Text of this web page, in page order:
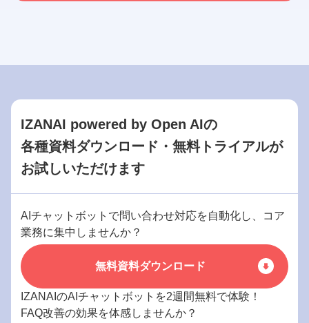
IZANAI powered by Open AIの
各種資料ダウンロード・無料トライアルが
お試しいただけます
AIチャットボットで問い合わせ対応を自動化し、コア
業務に集中しませんか？
無料資料ダウンロード
IZANAIのAIチャットボットを2週間無料で体験！
FAQ改善の効果を体感しませんか？